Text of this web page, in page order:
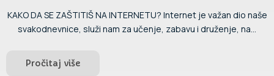
KAKO DA SE ZAŠTITIŠ NA INTERNETU? Internet je važan dio naše
svakodnevnice, služi nam za učenje, zabavu i druženje, na...
Pročitaj više